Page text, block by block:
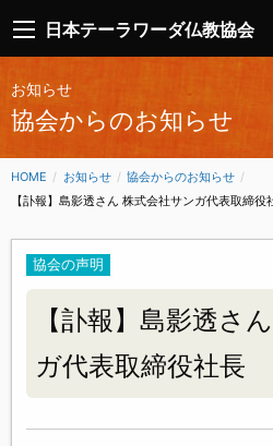
日本テーラワーダ仏教協会
お知らせ
協会からのお知らせ
HOME お知らせ
協会からのお知らせ
CURRENT:
【訃報】島影透さん 株式会社サンガ代表取締役
協会の声明
【訃報】島影透さ
ガ代表取締役社長